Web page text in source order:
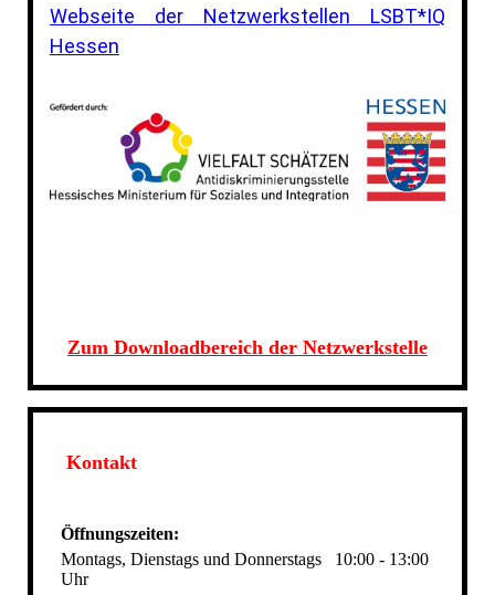
Webseite der Netzwerkstellen LSBT*IQ
Hessen
Zum Downloadbereich der Netzwerkstelle
Kontakt
Öffnungszeiten:
Montags, Dienstags und Donnerstags
10:00 - 13:00
Uhr